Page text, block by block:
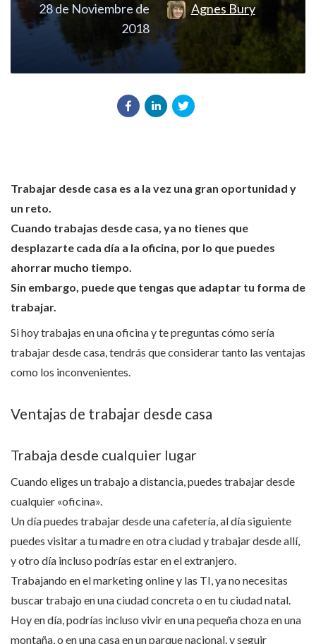
28 de Noviembre de
2018
Agnes Bury
Trabajar desde casa es a la vez una gran oportunidad y
un reto.
Cuando trabajas desde casa, ya no tienes que
desplazarte cada día a la oficina, por lo que puedes
ahorrar mucho tiempo.
Sin embargo, puede que tengas que adaptar tu forma de
trabajar.
Si hoy trabajas en una oficina y te preguntas cómo sería
trabajar desde casa, tendrás que considerar tanto las ventajas
como los inconvenientes.
Ventajas de trabajar desde casa
Trabaja desde cualquier lugar
Cuando eliges un trabajo a distancia, puedes trabajar desde
cualquier «oficina».
Un día puedes trabajar desde una cafetería, al día siguiente
puedes visitar a tu madre en otra ciudad y trabajar desde allí,
y otro día incluso podrías estar en el extranjero.
Trabajando en el marketing online y las TI, ya no necesitas
buscar trabajo en una ciudad concreta o en tu ciudad natal.
Hoy en día, podrías incluso vivir en una pequeña choza en una
montaña, o en una casa en un parque nacional, y seguir